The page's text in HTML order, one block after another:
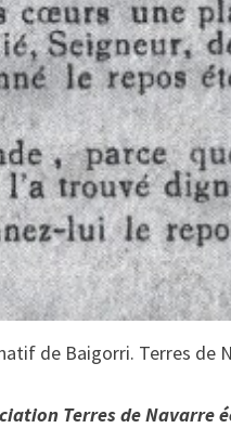
de Baigorri. Terres de
Terres de Navarre